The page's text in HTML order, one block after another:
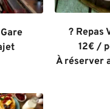
? Repas
12€ /
À réserver